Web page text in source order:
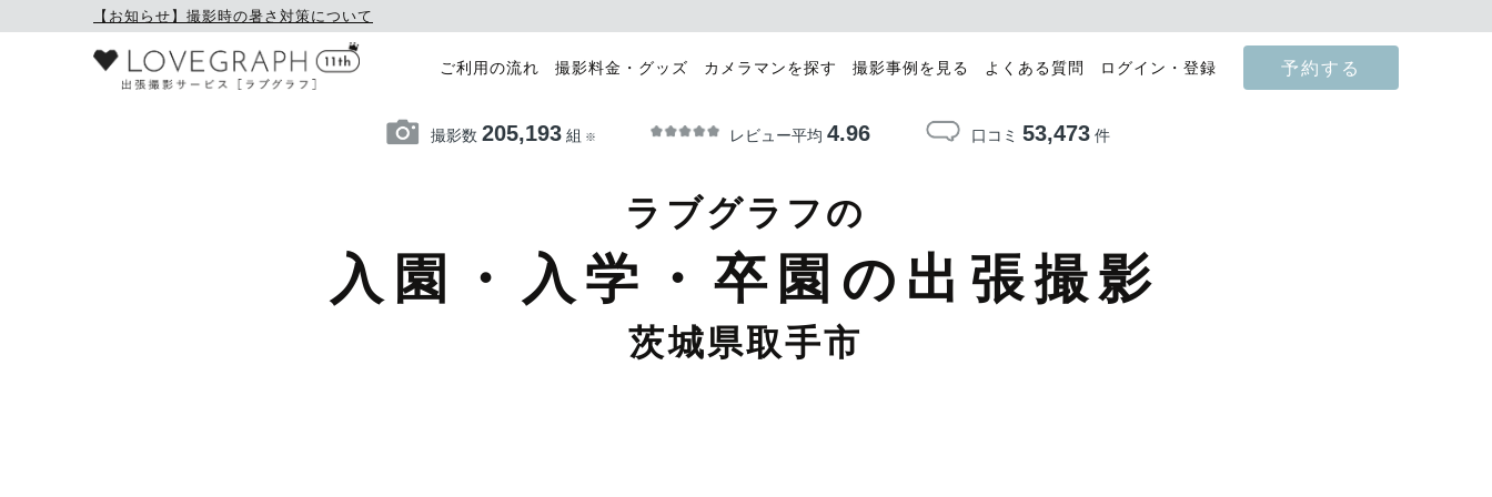
【お知らせ】撮影時の暑さ対策について
ご利用の流れ 撮影料金・グッズ カメラマンを探す 撮影事例を見る よくある質問 ログイン・登録 予約する
撮影数 205,193組 ※ レビュー平均 4.96 口コミ 53,473件
ラブグラフの
入園・入学・卒園の出張撮影
茨城県取手市